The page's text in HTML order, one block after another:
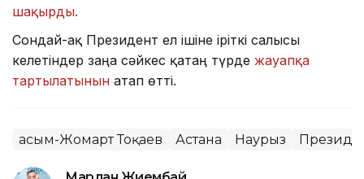
шақырды.
Сондай-ақ Президент ел ішіне іріткі салғысы
келетіндер заңға сәйкес қатаң түрде жауапқа
тартылатынын атап өтті.
Қасым-Жомарт Тоқаев Астана Наурыз